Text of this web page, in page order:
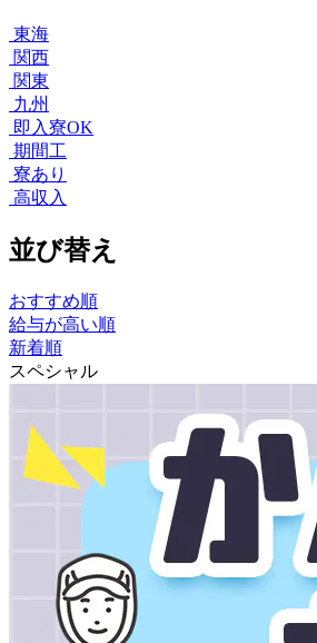
東海
関西
関東
九州
即入寮OK
期間工
寮あり
高収入
並び替え
おすすめ順
給与が高い順
新着順
スペシャル